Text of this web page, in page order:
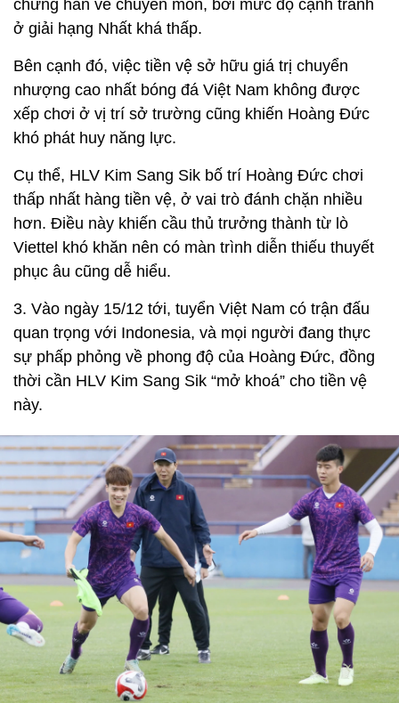
chững hẳn về chuyên môn, bởi mức độ cạnh tranh
ở giải hạng Nhất khá thấp.
Bên cạnh đó, việc tiền vệ sở hữu giá trị chuyển
nhượng cao nhất bóng đá Việt Nam không được
xếp chơi ở vị trí sở trường cũng khiến Hoàng Đức
khó phát huy năng lực.
Cụ thể, HLV Kim Sang Sik bố trí Hoàng Đức chơi
thấp nhất hàng tiền vệ, ở vai trò đánh chặn nhiều
hơn. Điều này khiến cầu thủ trưởng thành từ lò
Viettel khó khăn nên có màn trình diễn thiếu thuyết
phục âu cũng dễ hiểu.
3. Vào ngày 15/12 tới, tuyển Việt Nam có trận đấu
quan trọng với Indonesia, và mọi người đang thực
sự phấp phỏng về phong độ của Hoàng Đức, đồng
thời cần HLV Kim Sang Sik “mở khoá” cho tiền vệ
này.